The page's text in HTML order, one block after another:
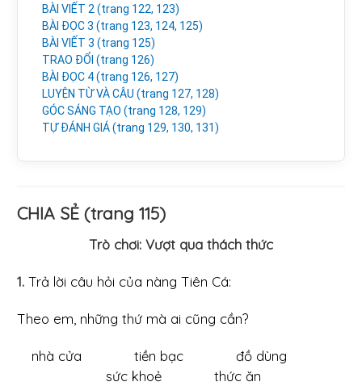
BÀI VIẾT 2 (trang 122, 123)
BÀI ĐỌC 3 (trang 123, 124, 125)
BÀI VIẾT 3 (trang 125)
TRAO ĐỔI (trang 126)
BÀI ĐỌC 4 (trang 126, 127)
LUYỆN TỪ VÀ CÂU (trang 127, 128)
GÓC SÁNG TẠO (trang 128, 129)
TỰ ĐÁNH GIÁ (trang 129, 130, 131)
CHIA SẺ (trang 115)
Trò chơi: Vượt qua thách thức
1. Trả lời câu hỏi của nàng Tiên Cá:
Theo em, những thứ mà ai cũng cần?
nhà cửa tiền bạc đồ dùng
sức khoẻ thức ăn